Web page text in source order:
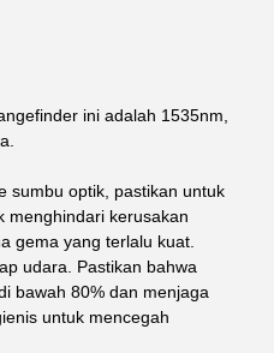
ini adalah 1535nm,
sumbu optik, pastikan untuk
menghindari kerusakan
gema yang terlalu kuat.
udara. Pastikan bahwa
bawah 80% dan menjaga
untuk mencegah